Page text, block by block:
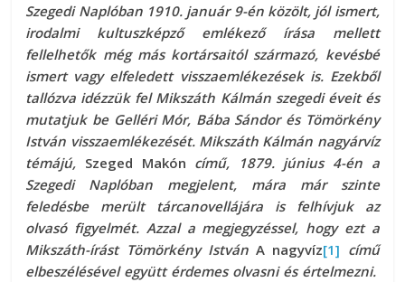
Szegedi Naplóban 1910. január 9-én közölt, jól ismert,
irodalmi kultuszképző emlékező írása mellett
fellelhetők még más kortársaitól származó, kevésbé
ismert vagy elfeledett visszaemlékezések is. Ezekből
tallózva idézzük fel Mikszáth Kálmán szegedi éveit és
mutatjuk be Gelléri Mór, Bába Sándor és Tömörkény
István visszaemlékezését. Mikszáth Kálmán nagyárvíz
témájú, Szeged Makón című, 1879. június 4-én a
Szegedi Naplóban megjelent, mára már szinte
feledésbe merült tárcanovellájára is felhívjuk az
olvasó figyelmét. Azzal a megjegyzéssel, hogy ezt a
Mikszáth-írást Tömörkény IstvánA nagyvíz[1] című
elbeszélésével együtt érdemes olvasni és értelmezni.